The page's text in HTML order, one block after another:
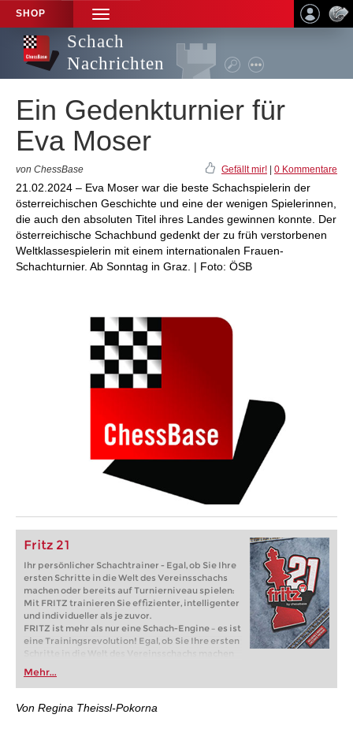
SHOP
TOGGLE
NAVIGATION
Schach
Nachrichten
Ein Gedenkturnier für
Eva Moser
von ChessBase Gefällt mir! 0 Kommentare
21.02.2024 – Eva Moser war die beste Schachspielerin der
österreichischen Geschichte und eine der wenigen Spielerinnen,
die auch den absoluten Titel ihres Landes gewinnen konnte. Der
österreichische Schachbund gedenkt der zu früh verstorbenen
Weltklassespielerin mit einem internationalen Frauen-
Schachturnier. Ab Sonntag in Graz. | Foto: ÖSB
Fritz 21
Ihr persönlicher Schachtrainer - Egal, ob Sie Ihre
ersten Schritte in die Welt des Vereinsschachs
machen oder bereits auf Turnierniveau spielen:
Mit FRITZ trainieren Sie effizienter, intelligenter
und individueller als je zuvor.
FRITZ ist mehr als nur eine Schach-Engine – es ist
eine Trainingsrevolution! Egal, ob Sie Ihre ersten
Schritte in die Welt des Vereinsschachs machen
oder bereits auf Turnierniveau spielen: Mit
FRITZ trainieren Sie effizienter, intelligenter und
individueller als je zuvor.
Mehr...
Von Regina Theissl-Pokorna